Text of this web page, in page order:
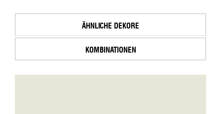
ÄHNLICHE DEKORE
KOMBINATIONEN